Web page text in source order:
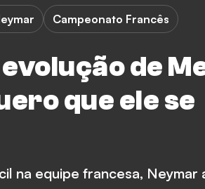
de
que ele se
Campeonato Francês
na equipe francesa, Neymar